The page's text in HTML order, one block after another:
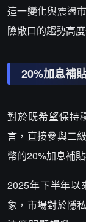
這一變化與震盪
險敞口的趨勢高
20%加息補
對於既希望保持
言，直接參與二
幣的20%加息補
2025年下半年以
象，市場對於隱